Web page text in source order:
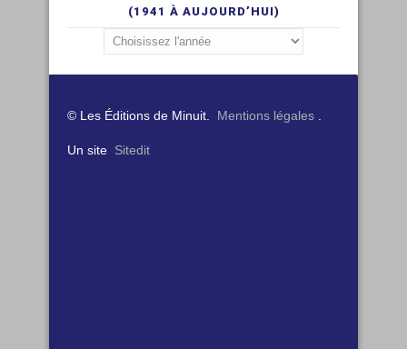
(1941 À AUJOURD’HUI)
© Les Éditions de Minuit. Mentions légales
Un site Sitedit